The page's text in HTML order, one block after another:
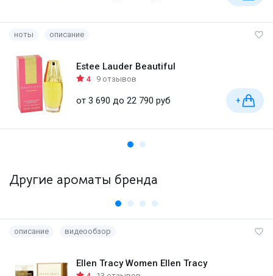
ноты описание
Estee Lauder Beautiful
4 9 отзывов
от 3 690 до 22 790 руб +
Другие ароматы бренда
описание видеообзор
Ellen Tracy Women Ellen Tracy